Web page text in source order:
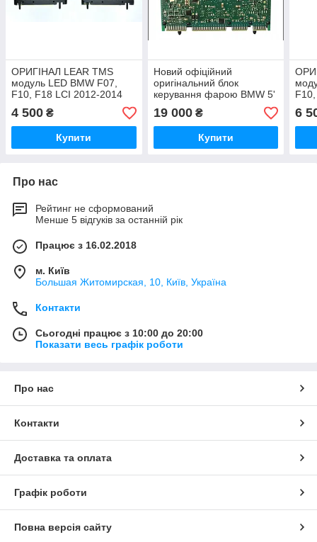
ОРИГІНАЛ LEAR TMS
модуль LED BMW F07,
F10, F18 LCI 2012-2014
BMW
5series 63117355073
63117316187
4 500 ₴
Купити
Новий офіційний
оригінальний блок
керування фарою BMW 5'
F10 F07 LED — LEAR
63117440878
19 000₴
Купити
6
Про нас
Рейтинг не сформований
Менше 5 відгуків за останній рік
Працює з 16.02.2018
м. Київ
Большая Житомирская, 10, Київ, Україна
Контакти
Сьогодні працює з 10:00 до 20:00
Показати весь графік роботи
Про нас
Контакти
Доставка та оплата
Графік роботи
Повна версія сайту